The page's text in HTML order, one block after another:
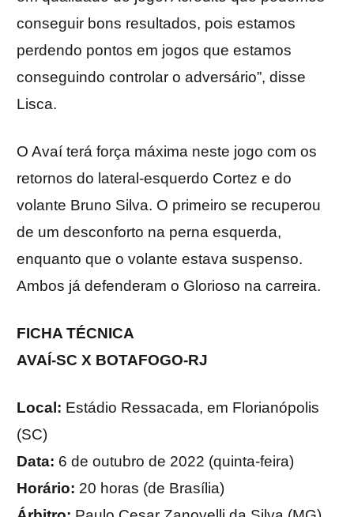
conseguir bons resultados, pois estamos
perdendo pontos em jogos que estamos
conseguindo controlar o adversário”, disse
Lisca.
O Avaí terá força máxima neste jogo com os
retornos do lateral-esquerdo Cortez e do
volante Bruno Silva. O primeiro se recuperou
de um desconforto na perna esquerda,
enquanto que o volante estava suspenso.
Ambos já defenderam o Glorioso na carreira.
FICHA TÉCNICA
AVAÍ-SC X BOTAFOGO-RJ
Local: Estádio Ressacada, em Florianópolis
(SC)
Data: 6 de outubro de 2022 (quinta-feira)
Horário: 20 horas (de Brasília)